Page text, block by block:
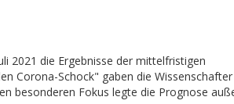
2021 die Ergebnisse der mittelfristigen
Corona-Schock" gaben die
besonderen Fokus legte die Prognose